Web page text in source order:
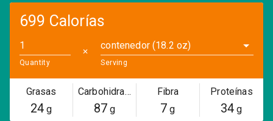
699 Calorías
Quantity
✕
contenedor (18.2 oz)
Serving
Grasas
24g
Carbohidratos
87g
Fibra
7 g
Proteínas
34 g